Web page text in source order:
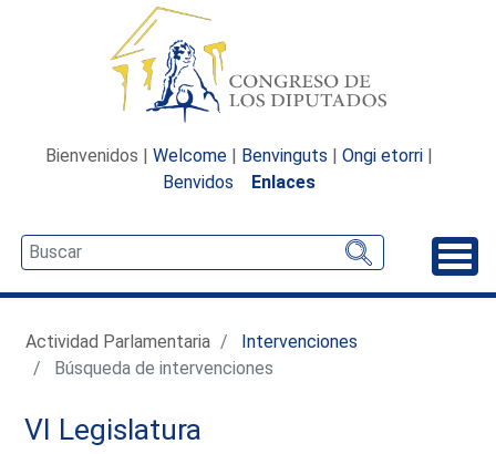
Bienvenidos | Welcome | Benvinguts | Ongi etorri |
Benvidos
Enlaces
Actividad Parlamentaria
Intervenciones
Búsqueda de intervenciones
VI Legislatura